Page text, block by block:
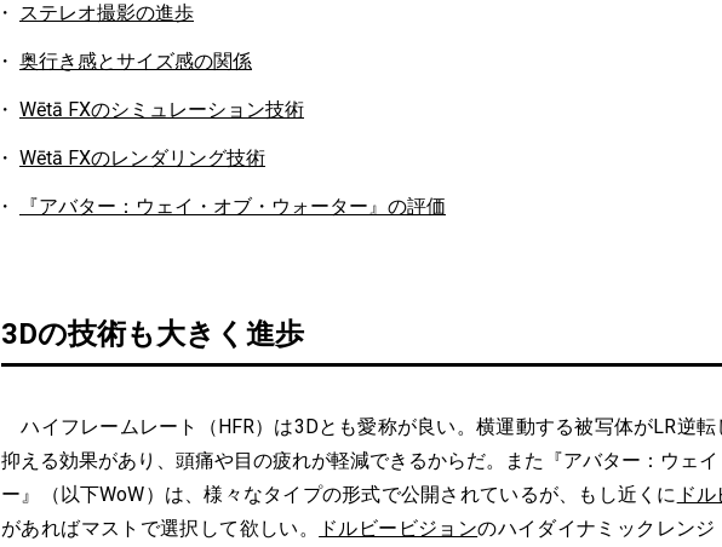
ステレオ撮影の進歩
奥行き感とサイズ感の関係
Wētā FXのシミュレーション技術
Wētā FXのレンダリング技術
『アバター：ウェイ・オブ・ウォーター』の評価
3Dの技術も大きく進歩
ハイフレームレート（HFR）は3Dとも愛称が良い。横運動する被写体がLR逆転
抑える効果があり、頭痛や目の疲れが軽減できるからだ。また『アバター：ウェ
ー』（以下WoW）は、様々なタイプの形式で公開されているが、もし近くに ド
があればマストで選択して欲しい。
ドルビービジョンのハイダイナミックレンジ